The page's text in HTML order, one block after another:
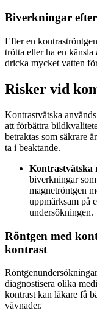
Biverkningar
Efter en
trötta eller ha en
dricka mycket vatten
Risker vid
Kontrastvätska
att förbättra
betraktas som säkrare
ta i beaktande.
Kontrastvätska
biverkningar
magnetröntgen
uppmärksam på
undersökningen.
Röntgen med
kontrast
diagnostisera olika
kontrast kan läkare få
vävnader.